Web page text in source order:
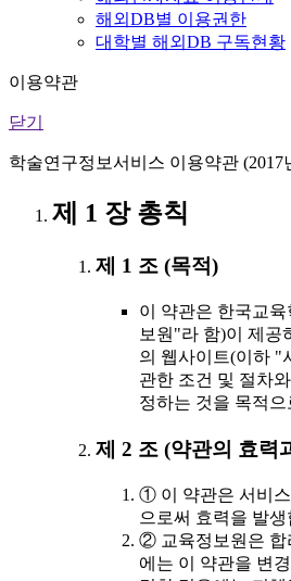
해외DB별 이용권한
대학별 해외DB 구독현황
이용약관
닫기
학술연구정보서비스 이용약관 (2017
제 1 장 총칙
제 1 조 (목적)
이 약관은 한국교
보원"라 함)이 제공
의 웹사이트(이하 "
관한 조건 및 절차
정하는 것을 목적으
제 2 조 (약관의 효력
① 이 약관은 서비
으로써 효력을 발생
② 교육정보원은 합
에는 이 약관을 변